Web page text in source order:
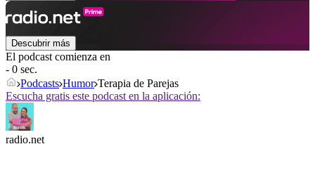
Descubrir más
El podcast comienza en
- 0 sec.
Podcasts Humor Terapia de Parejas
Escucha gratis este podcast en la aplicación:
radio.net